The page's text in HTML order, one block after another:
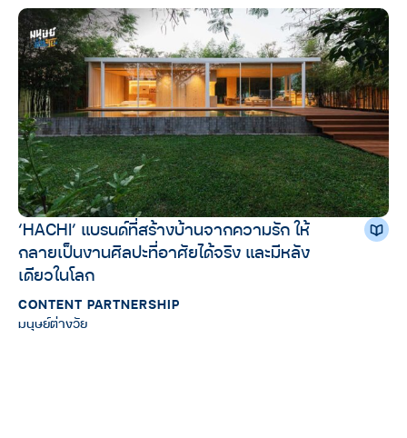
‘HACHI’ แบรนด์ที่สร้างบ้านจากความรัก ให้
กลายเป็นงานศิลปะที่อาศัยได้จริง และมีหลัง
เดียวในโลก
CONTENT PARTNERSHIP
มนุษย์ต่างวัย